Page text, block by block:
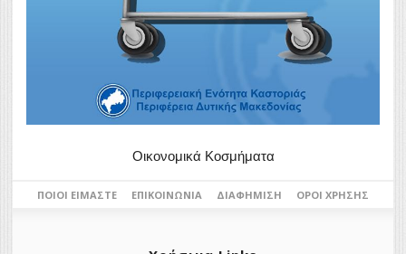
Οικονομικά Κοσμήματα
ΠΟΙΟΙ ΕΊΜΑΣΤΕ ΕΠΙΚΟΙΝΩΝΊΑ ΔΙΑΦΉΜΙΣΗ ΌΡΟΙ ΧΡΉΣΗΣ